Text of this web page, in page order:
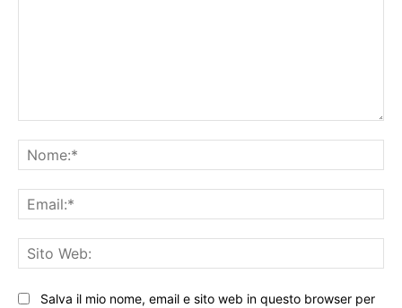
Salva il mio nome, email e sito web in questo browser per